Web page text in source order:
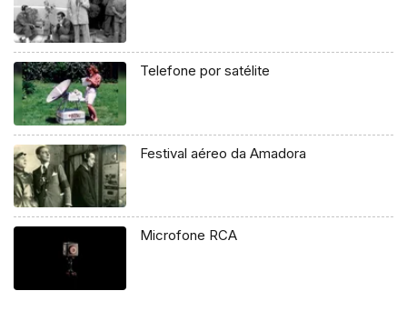
Telefone por satélite
Festival aéreo da Amadora
Microfone RCA